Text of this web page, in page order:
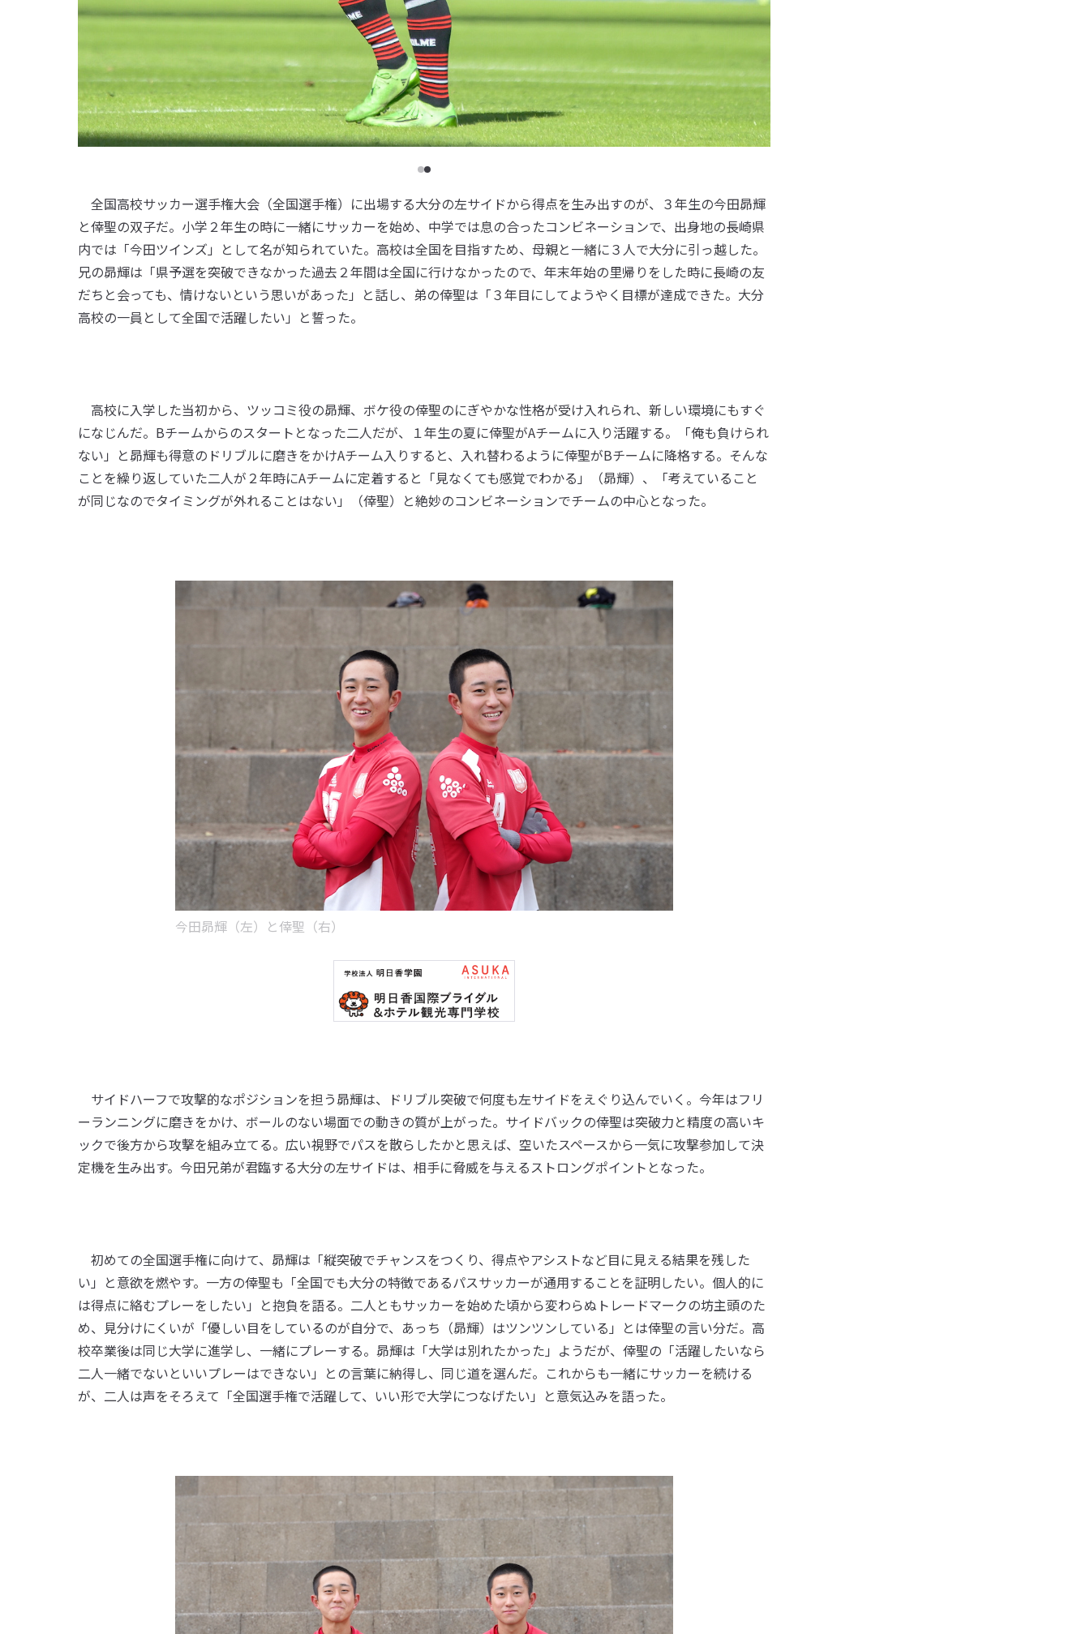
全国高校サッカー選手権大会（全国選手権）に出場する大分の左サイドから得点を生み出すのが、３年生の今田昴輝
と倖聖の双子だ。小学２年生の時に一緒にサッカーを始め、中学では息の合ったコンビネーションで、出身地の長崎県
内では「今田ツインズ」として名が知られていた。高校は全国を目指すため、母親と一緒に３人で大分に引っ越した。
兄の昴輝は「県予選を突破できなかった過去２年間は全国に行けなかったので、年末年始の里帰りをした時に長崎の友
だちと会っても、情けないという思いがあった」と話し、弟の倖聖は「３年目にしてようやく目標が達成できた。大分
高校の一員として全国で活躍したい」と誓った。
高校に入学した当初から、ツッコミ役の昴輝、ボケ役の倖聖のにぎやかな性格が受け入れられ、新しい環境にもすぐ
になじんだ。Bチームからのスタートとなった二人だが、１年生の夏に倖聖がAチームに入り活躍する。「俺も負けられ
ない」と昴輝も得意のドリブルに磨きをかけAチーム入りすると、入れ替わるように倖聖がBチームに降格する。そんな
ことを繰り返していた二人が２年時にAチームに定着すると「見なくても感覚でわかる」（昴輝）、「考えていること
が同じなのでタイミングが外れることはない」（倖聖）と絶妙のコンビネーションでチームの中心となった。
今田昴輝（左）と倖聖（右）
サイドハーフで攻撃的なポジションを担う昴輝は、ドリブル突破で何度も左サイドをえぐり込んでいく。今年はフリ
ーランニングに磨きをかけ、ボールのない場面での動きの質が上がった。サイドバックの倖聖は突破力と精度の高いキ
ックで後方から攻撃を組み立てる。広い視野でパスを散らしたかと思えば、空いたスペースから一気に攻撃参加して決
定機を生み出す。今田兄弟が君臨する大分の左サイドは、相手に脅威を与えるストロングポイントとなった。
初めての全国選手権に向けて、昴輝は「縦突破でチャンスをつくり、得点やアシストなど目に見える結果を残した
い」と意欲を燃やす。一方の倖聖も「全国でも大分の特徴であるパスサッカーが通用することを証明したい。個人的に
は得点に絡むプレーをしたい」と抱負を語る。二人ともサッカーを始めた頃から変わらぬトレードマークの坊主頭のた
め、見分けにくいが「優しい目をしているのが自分で、あっち（昴輝）はツンツンしている」とは倖聖の言い分だ。高
校卒業後は同じ大学に進学し、一緒にプレーする。昴輝は「大学は別れたかった」ようだが、倖聖の「活躍したいなら
二人一緒でないといいプレーはできない」との言葉に納得し、同じ道を選んだ。これからも一緒にサッカーを続ける
が、二人は声をそろえて「全国選手権で活躍して、いい形で大学につなげたい」と意気込みを語った。